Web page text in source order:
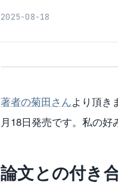
2025-08-18
著者の菊田さんより頂き
月18日発売です。私の好
論文との付き